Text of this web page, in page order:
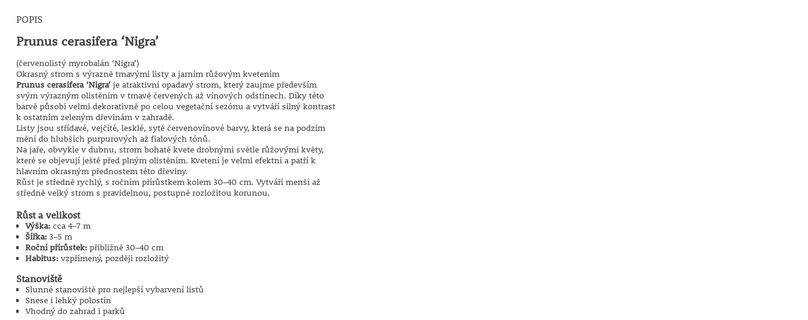
POPIS
Prunus cerasifera ‘Nigra’
(červenolistý myrobalán ‘Nigra’)
Okrasný strom s výrazně tmavými listy a jarním růžovým kvetením
Prunus cerasifera ‘Nigra’je atraktivní opadavý strom, který zaujme především
svým výrazným olistěním v tmavě červených až vínových odstínech. Díky této
barvě působí velmi dekorativně po celou vegetační sezónu a vytváří silný kontrast
k ostatním zeleným dřevinám v zahradě.
Listy jsou střídavé, vejčité, lesklé, sytě červenovínové barvy, která se na podzim
mění do hlubších purpurových až fialových tónů.
Na jaře, obvykle v dubnu, strom bohatě kvete drobnými světle růžovými květy,
které se objevují ještě před plným olistěním. Kvetení je velmi efektní a patří k
hlavním okrasným přednostem této dřeviny.
Růst je středně rychlý, s ročním přírůstkem kolem 30–40 cm. Vytváří menší až
středně velký strom s pravidelnou, postupně rozložitou korunou.
Růst a velikost
Výška:cca 4–7 m
Šířka:3–5 m
Roční přírůstek:přibližně 30–40 cm
Habitus:vzpřímený, později rozložitý
Stanoviště
Slunné stanoviště pro nejlepší vybarvení listů
Snese i lehký polostín
Vhodný do zahrad i parků